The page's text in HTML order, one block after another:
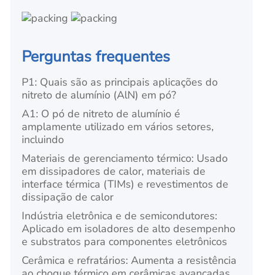
Perguntas frequentes
P1: Quais são as principais aplicações do
nitreto de alumínio (AlN) em pó?
A1: O pó de nitreto de alumínio é
amplamente utilizado em vários setores,
incluindo
Materiais de gerenciamento térmico: Usado
em dissipadores de calor, materiais de
interface térmica (TIMs) e revestimentos de
dissipação de calor
Indústria eletrônica e de semicondutores:
Aplicado em isoladores de alto desempenho
e substratos para componentes eletrônicos
Cerâmica e refratários: Aumenta a resistência